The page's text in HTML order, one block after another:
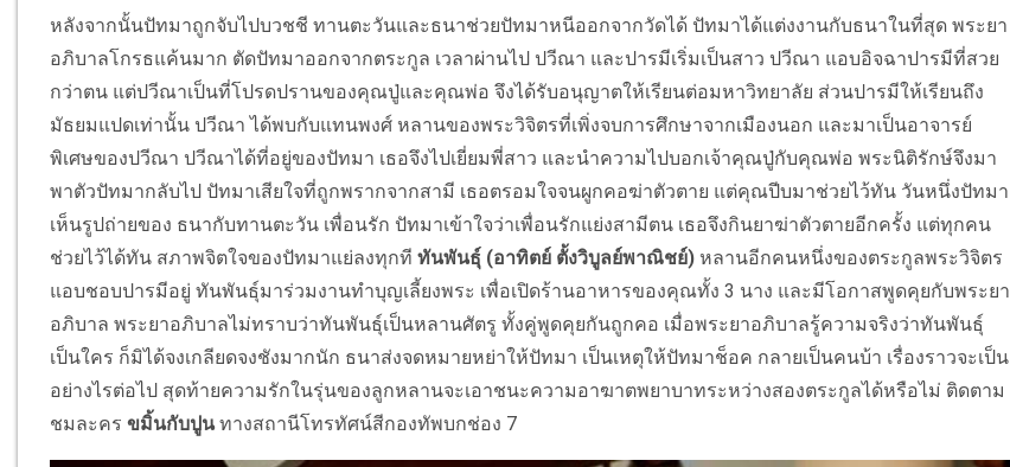
หลังจากนั้นปัทมาถูกจับไปบวชชี ทานตะวันและธนาช่วยปัทมาหนีออกจากวัดได้ ปัทมาได้แต่งงานกับธนาในที่สุด พระยา
อภิบาลโกรธแค้นมาก ตัดปัทมาออกจากตระกูล เวลาผ่านไป ปวีณา และปารมีเริ่มเป็นสาว ปวีณา แอบอิจฉาปารมีที่สวย
กว่าตน แต่ปวีณาเป็นที่โปรดปรานของคุณปู่และคุณพ่อ จึงได้รับอนุญาตให้เรียนต่อมหาวิทยาลัย ส่วนปารมีให้เรียนถึง
มัธยมแปดเท่านั้น ปวีณา ได้พบกับแทนพงศ์ หลานของพระวิจิตรที่เพิ่งจบการศึกษาจากเมืองนอก และมาเป็นอาจารย์
พิเศษของปวีณา ปวีณาได้ที่อยู่ของปัทมา เธอจึงไปเยี่ยมพี่สาว และนำความไปบอกเจ้าคุณปู่กับคุณพ่อ พระนิติรักษ์จึงมา
พาตัวปัทมากลับไป ปัทมาเสียใจที่ถูกพรากจากสามี เธอตรอมใจจนผูกคอฆ่าตัวตาย แต่คุณปีบมาช่วยไว้ทัน วันหนึ่งปัทมา
เห็นรูปถ่ายของ ธนากับทานตะวัน เพื่อนรัก ปัทมาเข้าใจว่าเพื่อนรักแย่งสามีตน เธอจึงกินยาฆ่าตัวตายอีกครั้ง แต่ทุกคน
ช่วยไว้ได้ทัน สภาพจิตใจของปัทมาแย่ลงทุกทีทันพันธุ์ (อาทิตย์ ตั้งวิบูลย์พาณิชย์) หลานอีกคนหนึ่งของตระกูลพระวิจิตร
แอบชอบปารมีอยู่ ทันพันธุ์มาร่วมงานทำบุญเลี้ยงพระ เพื่อเปิดร้านอาหารของคุณทั้ง 3 นาง และมีโอกาสพูดคุยกับพระยา
อภิบาล พระยาอภิบาลไม่ทราบว่าทันพันธุ์เป็นหลานศัตรู ทั้งคู่พูดคุยกันถูกคอ เมื่อพระยาอภิบาลรู้ความจริงว่าทันพันธุ์
เป็นใคร ก็มิได้จงเกลียดจงชังมากนัก ธนาส่งจดหมายหย่าให้ปัทมา เป็นเหตุให้ปัทมาช็อค กลายเป็นคนบ้า เรื่องราวจะเป็น
อย่างไรต่อไป สุดท้ายความรักในรุ่นของลูกหลานจะเอาชนะความอาฆาตพยาบาทระหว่างสองตระกูลได้หรือไม่ ติดตาม
ชมละครขมิ้นกับปูนทางสถานีโทรทัศน์สีกองทัพบกช่อง 7